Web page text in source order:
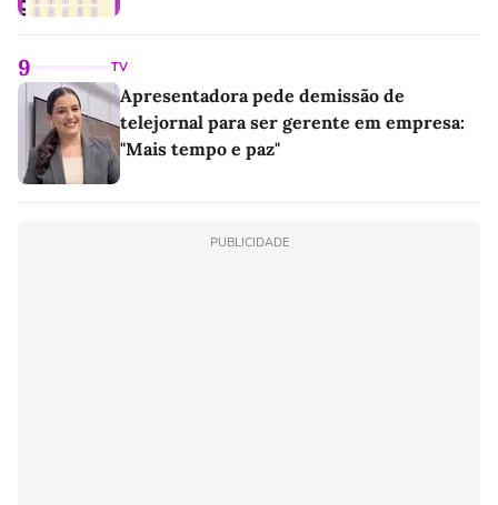
9 TV
Apresentadora pede demissão de
telejornal para ser gerente em empresa:
"Mais tempo e paz"
PUBLICIDADE